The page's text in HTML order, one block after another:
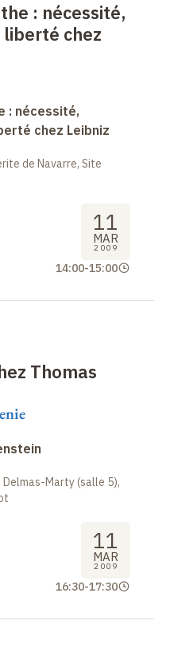
: nécessité,
chez
: nécessité,
chez Leibniz
de Navarre, Site
11
MAR
2009
14:00-15:00
Thomas
Marty (salle 5),
11
MAR
2009
16:30-17:30